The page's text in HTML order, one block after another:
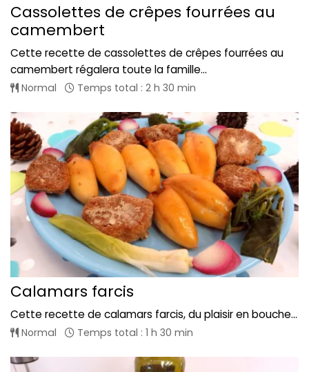
Cassolettes de crêpes fourrées au
camembert
Cette recette de cassolettes de crêpes fourrées au
camembert régalera toute la famille...
Normal Temps total : 2 h 30 min
Calamars farcis
Cette recette de calamars farcis, du plaisir en bouche...
Normal Temps total : 1 h 30 min